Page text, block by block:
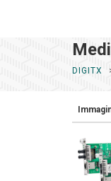
DIGITX